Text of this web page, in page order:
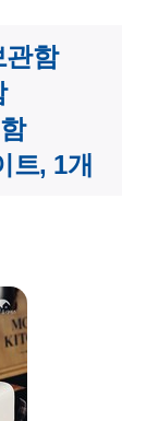
관함
트, 1개